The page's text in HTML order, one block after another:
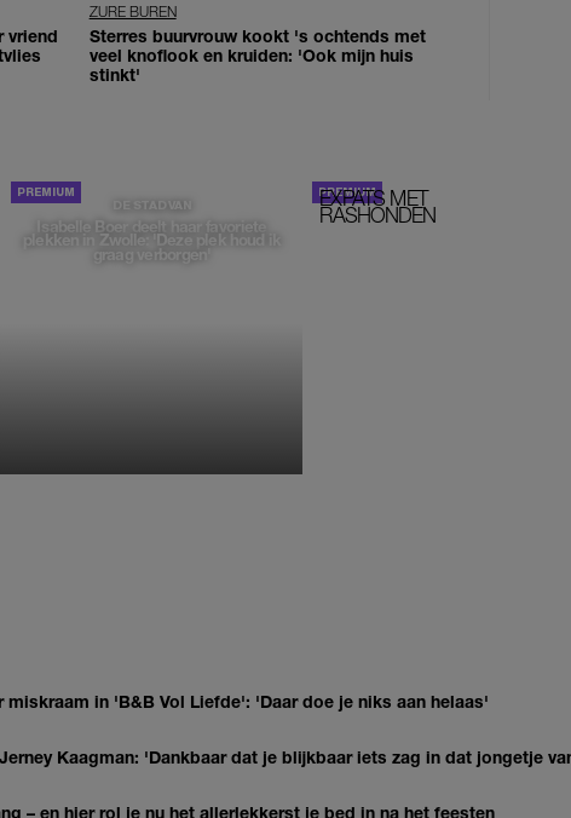
vriend
ZURE BUREN
Sterres buurvrouw kookt 's ochtends met
veel knoflook en kruiden: 'Ook mijn huis
stinkt'
DE STAD VAN
Isabelle Boer deelt haar favoriete
plekken in Zwolle: 'Deze plek houd ik
graag verborgen'
EXPATS MET
RASHONDEN
in 'B&B Vol Liefde': 'Daar doe je niks aan helaas'
Kaagman: 'Dankbaar dat je blijkbaar iets zag in dat jongetje
– en hier rol je nu het allerlekkerst je bed in na het feesten